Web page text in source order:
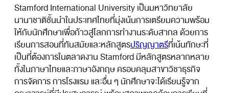
Stamford International University เป็นมหาวิทยาลัย
นานาชาติชั้นนำในประเทศไทยที่มุ่งเน้นการเตรียมความพร้อม
ให้กับนักศึกษาเพื่อก้าวสู่โลกการทำงานระดับสากล ด้วยการ
เรียนการสอนที่ทันสมัยและหลักสูตรปริญญาตรีที่เน้นทักษะที่
เป็นที่ต้องการในตลาดงาน Stamford มีหลักสูตรหลากหลาย
ทั้งในภาษาไทยและภาษาอังกฤษ ครอบคลุมสาขาวิชาธุรกิจ
การจัดการ การโรงแรม และอื่น ๆ นักศึกษาจะได้เรียนรู้จาก